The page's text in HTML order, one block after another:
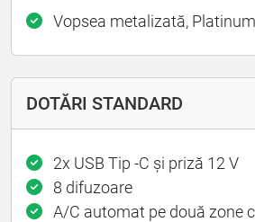
Vopsea metalizată,
DOTĂRI STANDARD
2x USB Tip -C și priză 12 V
8 difuzoare
A/C automat pe două zone